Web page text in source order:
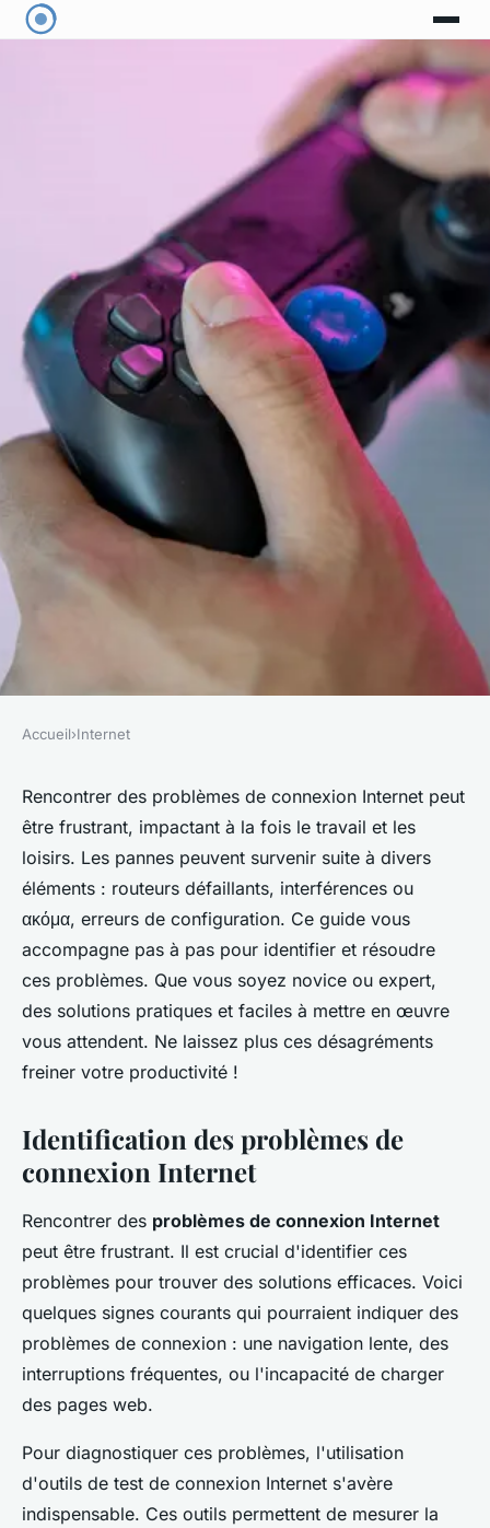
Comment résoudre des
problèmes de connexion
Internet ?
Salomé •9 octobre 2024•7 min de lecture
Accueil›Internet
Rencontrer des problèmes de connexion Internet peut
être frustrant, impactant à la fois le travail et les
loisirs. Les pannes peuvent survenir suite à divers
éléments : routeurs défaillants, interférences ou
ακόμα, erreurs de configuration. Ce guide vous
accompagne pas à pas pour identifier et résoudre
ces problèmes. Que vous soyez novice ou expert,
des solutions pratiques et faciles à mettre en œuvre
vous attendent. Ne laissez plus ces désagréments
freiner votre productivité !
Identification des problèmes de
connexion Internet
Rencontrer des problèmes de connexion Internet
peut être frustrant. Il est crucial d'identifier ces
problèmes pour trouver des solutions efficaces. Voici
quelques signes courants qui pourraient indiquer des
problèmes de connexion : une navigation lente, des
interruptions fréquentes, ou l'incapacité de charger
des pages web.
Pour diagnostiquer ces problèmes, l'utilisation
d'outils de test de connexion Internet s'avère
indispensable. Ces outils permettent de mesurer la